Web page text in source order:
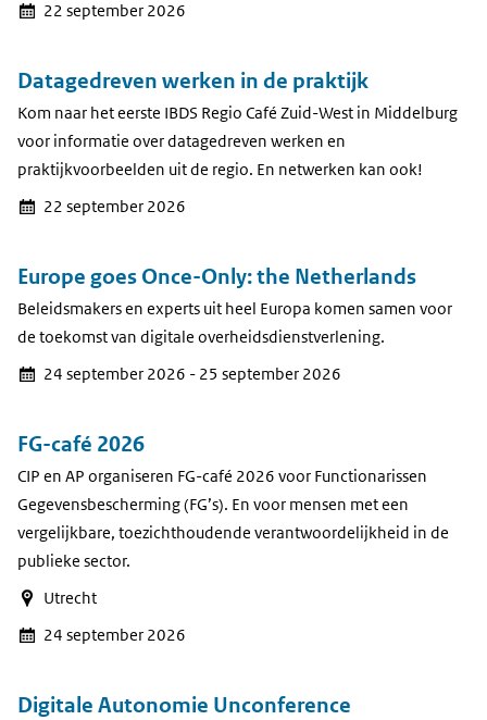
22 september 2026
Datagedreven werken in de praktijk
Kom naar het eerste IBDS Regio Café Zuid-West in Middelburg
voor informatie over datagedreven werken en
praktijkvoorbeelden uit de regio. En netwerken kan ook!
22 september 2026
Europe goes Once-Only: the Netherlands
Beleidsmakers en experts uit heel Europa komen samen voor
de toekomst van digitale overheidsdienstverlening.
24 september 2026 - 25 september 2026
FG-café 2026
CIP en AP organiseren FG-café 2026 voor Functionarissen
Gegevensbescherming (FG’s). En voor mensen met een
vergelijkbare, toezichthoudende verantwoordelijkheid in de
publieke sector.
Utrecht
24 september 2026
Digitale Autonomie Unconference